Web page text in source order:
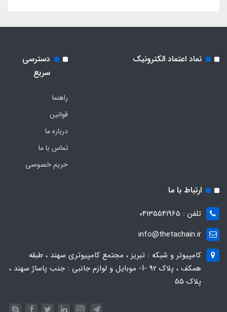
نماد اعتماد الکترونیک
دسترسی
سریع
راهنما
قوانین
درباره ما
تماس با ما
حریم خصوصی
ارتباط با ما
تلفن : 04135541965
info@thetachain.ir
کامپیوتر و شبکه : تبریز ، مجتمع کامپیوتری سهند ، طبقه
همکف ، پلاک 92 -I- موبایل و لوازم جانبی : جنب پاساژ سهند ،
پلاک 55